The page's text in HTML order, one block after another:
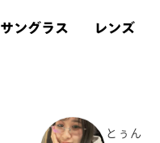
サングラス レンズ
とぅん